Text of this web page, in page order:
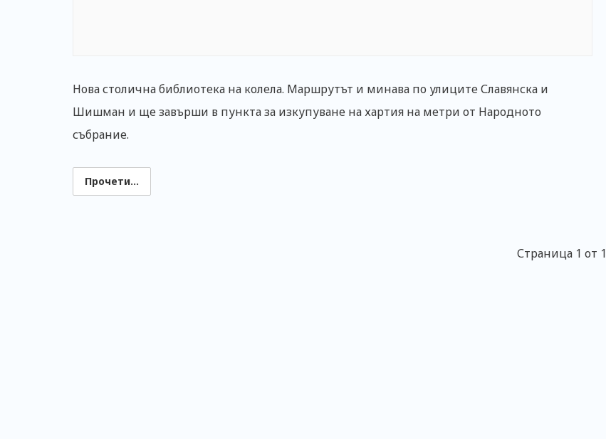
Нова столична библиотека на колела. Маршрутът и минава по улиците Славянска и
Шишман и ще завърши в пункта за изкупуване на хартия на метри от Народното
събрание.
Прочети...
Страница 1 от 1